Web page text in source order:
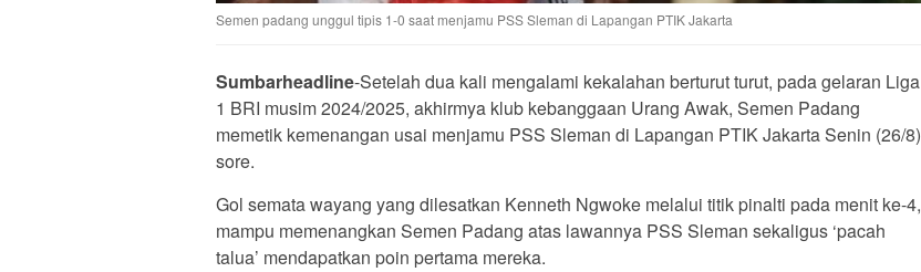
Semen padang unggul tipis 1-0 saat menjamu PSS Sleman di Lapangan PTIK Jakarta
Sumbarheadline-Setelah dua kali mengalami kekalahan berturut turut, pada gelaran Liga
1 BRI musim 2024/2025, akhirmya klub kebanggaan Urang Awak, Semen Padang
memetik kemenangan usai menjamu PSS Sleman di Lapangan PTIK Jakarta Senin (26/8)
sore.
Gol semata wayang yang dilesatkan Kenneth Ngwoke melalui titik pinalti pada menit ke-4,
mampu memenangkan Semen Padang atas lawannya PSS Sleman sekaligus ‘pacah
talua’ mendapatkan poin pertama mereka.